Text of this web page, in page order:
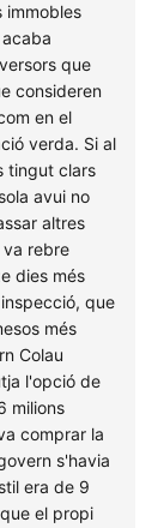
immobles
que
consideren
en el
verda. Si al
tingut clars
avui no
altres
va rebre
dies més
que
més
Colau
l'opció de
milions
comprar la
s'havia
era de 9
el propi